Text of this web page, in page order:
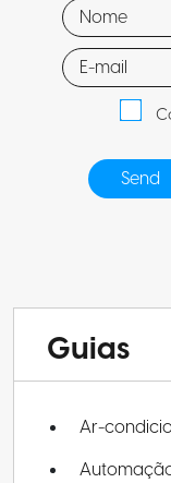
Guias
Ar-